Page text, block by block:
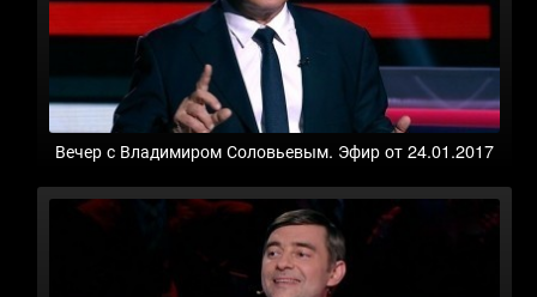
Вечер с Владимиром Соловьевым. Эфир от 24.01.2017